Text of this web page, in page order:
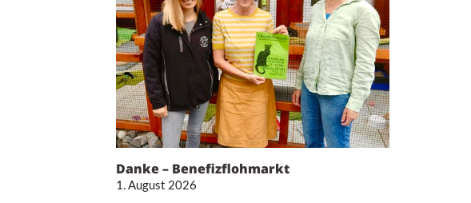
Danke – Benefizflohmarkt
1. August 2026